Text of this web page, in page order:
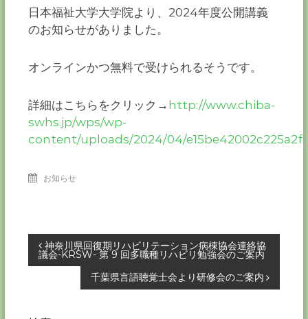
－
つ
な
く
葉
力
－
日本福祉大学大学院より、2024年度公開講義
のお知らせがありました。
オンラインかつ無料で受けられるそうです。
詳細はこちらをクリック→ http://www.chiba-
swhs.jp/wps/wp-
content/uploads/2024/04/
お知らせ
投
ナ
神奈川県回復期リハビリテーション病棟協会連絡協
議会-KRSW- 第 9 回多職種リハビリ勉強会のご案内
千葉県言語聴覚士会より研修会のご案内